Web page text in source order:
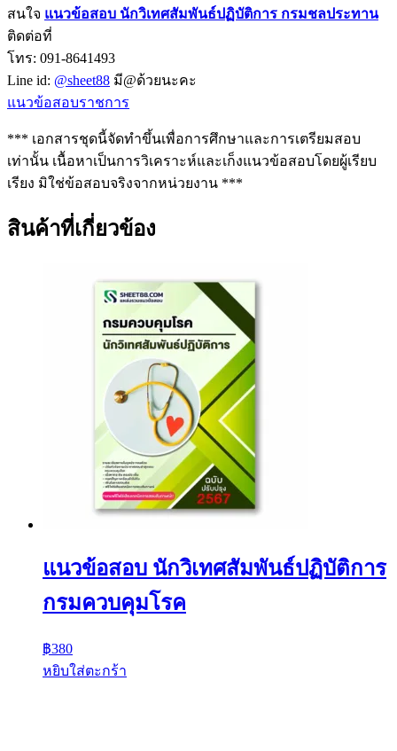
สนใจ แนวข้อสอบ นักวิเทศสัมพันธ์ปฏิบัติการ กรมชลประทาน
ติดต่อที่
โทร: 091-8641493
Line id: @sheet88 มี@ด้วยนะคะ
แนวข้อสอบราชการ
*** เอกสารชุดนี้จัดทำขึ้นเพื่อการศึกษาและการเตรียมสอบ
เท่านั้น เนื้อหาเป็นการวิเคราะห์และเก็งแนวข้อสอบโดยผู้เรียบ
เรียง มิใช่ข้อสอบจริงจากหน่วยงาน ***
สินค้าที่เกี่ยวข้อง
แนวข้อสอบ นักวิเทศสัมพันธ์ปฏิบัติการ
กรมควบคุมโรค
฿380
หยิบใส่ตะกร้า